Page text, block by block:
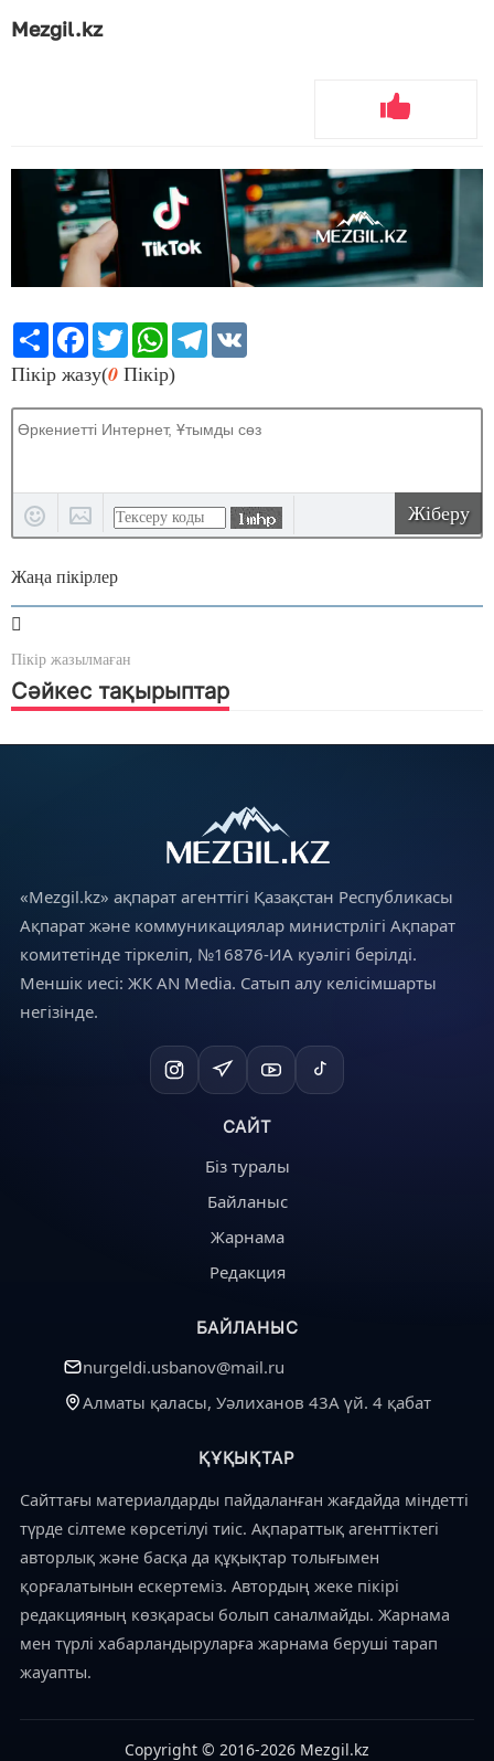
Mezgil.kz
Share Facebook
TwitterWhatsApp
Telegram
Пікір жазу(0 Пікір)
Жіберу
Жаңа пікірлер
Пікір жазылмаған
Сәйкес тақырыптар
«Mezgil.kz» ақпарат агенттігі Қазақстан Республикасы
Ақпарат және коммуникациялар министрлігі Ақпарат
комитетінде тіркеліп, №16876-ИА куәлігі берілді.
Меншік иесі: ЖК AN Media. Сатып алу келісімшарты
негізінде.
САЙТ
Біз туралы
Байланыс
Жарнама
Редакция
БАЙЛАНЫС
nurgeldi.usbanov@mail.ru
Алматы қаласы, Уәлиханов 43А үй. 4 қабат
ҚҰҚЫҚТАР
Сайттағы материалдарды пайдаланған жағдайда міндетті
түрде сілтеме көрсетілуі тиіс. Ақпараттық агенттіктегі
авторлық және басқа да құқықтар толығымен
қорғалатынын ескертеміз. Автордың жеке пікірі
редакцияның көзқарасы болып саналмайды. Жарнама
мен түрлі хабарландыруларға жарнама беруші тарап
жауапты.
Copyright © 2016-2026 Mezgil.kz